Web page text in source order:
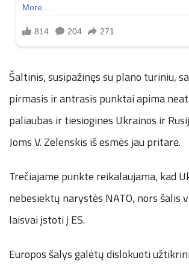
Šaltinis, susipažinęs su plano turiniu,
pirmasis ir antrasis punktai apima
paliaubas ir tiesiogines Ukrainos ir
Joms V. Zelenskis iš esmės jau pritarė.
Trečiajame punkte reikalaujama, kad
nebesiektų narystės NATO, nors šalis
laisvai įstoti į ES.
Europos šalys galėtų dislokuoti